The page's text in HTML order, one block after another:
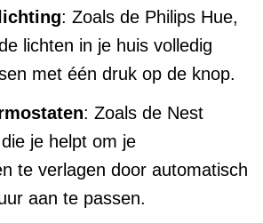
: Zoals de Philips Hue,
lichten in je huis volledig
met één druk op de knop.
: Zoals de Nest
je helpt om je
te verlagen door automatisch
aan te passen.